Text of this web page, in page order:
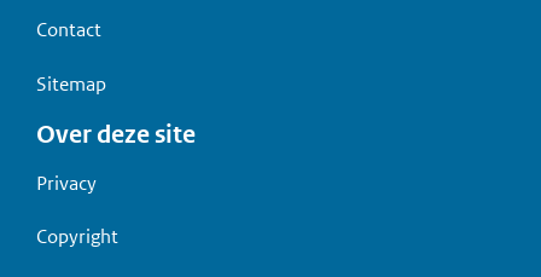
Contact
Sitemap
Over deze site
Privacy
Copyright